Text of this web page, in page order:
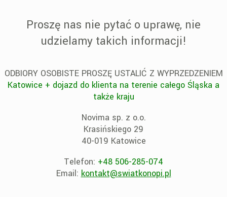
Proszę nas nie pytać o uprawę, nie
udzielamy takich informacji!
ODBIORY OSOBISTE PROSZĘ USTALIĆ Z WYPRZEDZENIEM
Katowice + dojazd do klienta na terenie całego Śląska a
także kraju
Novima sp. z o.o.
Krasińskiego 29
40-019 Katowice
Telefon: +48 506-285-074
Email: kontakt@swiatkonopi.pl